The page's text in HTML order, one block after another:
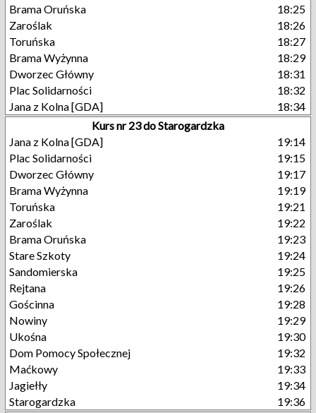
Brama Oruńska
18:25
Zaroślak
18:26
Toruńska
18:27
Brama Wyżynna
18:29
Dworzec Główny
18:31
Plac Solidarności
18:32
Jana z Kolna [GDA]
18:34
Kurs nr 23 do Starogardzka
Jana z Kolna [GDA]
19:14
Plac Solidarności
19:15
Dworzec Główny
19:17
Brama Wyżynna
19:19
Toruńska
19:21
Zaroślak
19:22
Brama Oruńska
19:23
Stare Szkoty
19:24
Sandomierska
19:25
Rejtana
19:26
Gościnna
19:28
Nowiny
19:29
Ukośna
19:30
Dom Pomocy Społecznej
19:32
Maćkowy
19:33
Jagiełły
19:34
Starogardzka
19:36